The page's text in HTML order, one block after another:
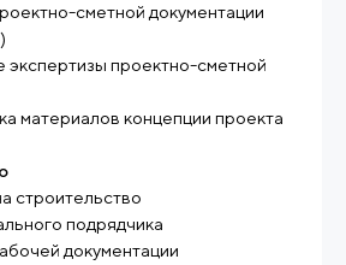
сметной документации
проектно-сметной
материалов концепции проекта
строительство
подрядчика
документации